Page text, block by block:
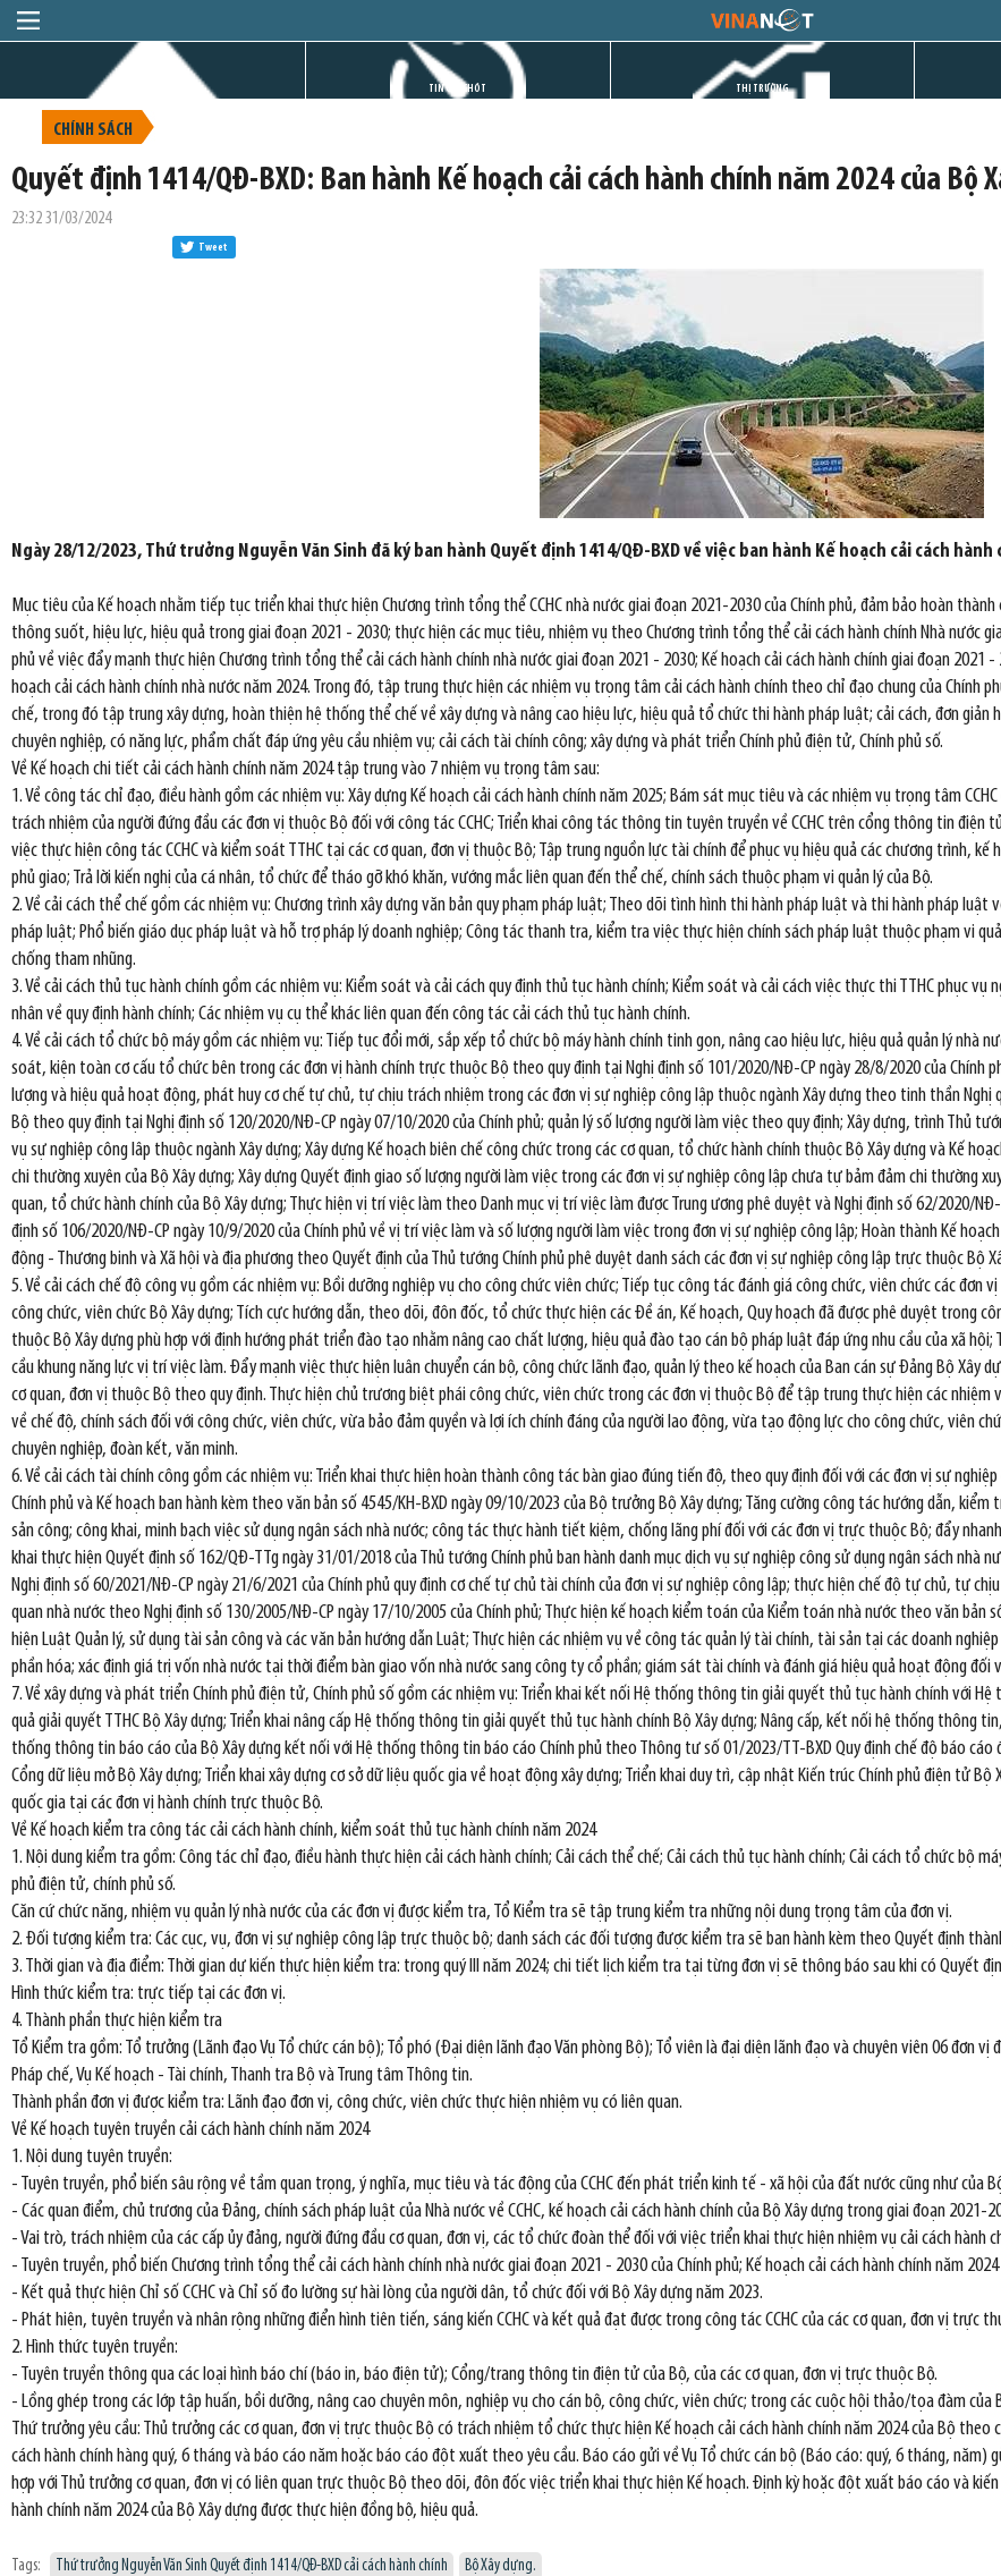
TIN GIỜ CHÓT THỊ TRƯỜNG
CHÍNH SÁCH
Quyết định 1414/QĐ-BXD: Ban hành Kế hoạch cải cách hành chính năm 2024 của Bộ
23:32 31/03/2024
Tweet
Ngày 28/12/2023, Thứ trưởng Nguyễn Văn Sinh đã ký ban hành Quyết định 1414/QĐ-BXD về việc ban hành Kế hoạch cải cách hành
Mục tiêu của Kế hoạch nhằm tiếp tục triển khai thực hiện Chương trình tổng thể CCHC nhà nước giai đoạn 2021-2030 của Chính phủ, đảm bảo hoàn
thông suốt, hiệu lực, hiệu quả trong giai đoạn 2021 - 2030; thực hiện các mục tiêu, nhiệm vụ theo Chương trình tổng thể cải cách hành chính Nhà nước
phủ về việc đẩy mạnh thực hiện Chương trình tổng thể cải cách hành chính nhà nước giai đoạn 2021 - 2030; Kế hoạch cải cách hành chính giai đoạn 2021
hoạch cải cách hành chính nhà nước năm 2024. Trong đó, tập trung thực hiện các nhiệm vụ trọng tâm cải cách hành chính theo chỉ đạo chung của Chính
chế, trong đó tập trung xây dựng, hoàn thiện hệ thống thể chế về xây dựng và nâng cao hiệu lực, hiệu quả tổ chức thi hành pháp luật; cải cách, đơn giản
chuyên nghiệp, có năng lực, phẩm chất đáp ứng yêu cầu nhiệm vụ; cải cách tài chính công; xây dựng và phát triển Chính phủ điện tử, Chính phủ số.
Về Kế hoạch chi tiết cải cách hành chính năm 2024 tập trung vào 7 nhiệm vụ trọng tâm sau:
1. Về công tác chỉ đạo, điều hành gồm các nhiệm vụ: Xây dựng Kế hoạch cải cách hành chính năm 2025; Bám sát mục tiêu và các nhiệm vụ trọng tâm
trách nhiệm của người đứng đầu các đơn vị thuộc Bộ đối với công tác CCHC; Triển khai công tác thông tin tuyên truyền về CCHC trên cổng thông tin
việc thực hiện công tác CCHC và kiểm soát TTHC tại các cơ quan, đơn vị thuộc Bộ; Tập trung nguồn lực tài chính để phục vụ hiệu quả các chương trình, kế
phủ giao; Trả lời kiến nghị của cá nhân, tổ chức để tháo gỡ khó khăn, vướng mắc liên quan đến thể chế, chính sách thuộc phạm vi quản lý của Bộ.
2. Về cải cách thể chế gồm các nhiệm vụ: Chương trình xây dựng văn bản quy phạm pháp luật; Theo dõi tình hình thi hành pháp luật và thi hành pháp
pháp luật; Phổ biến giáo dục pháp luật và hỗ trợ pháp lý doanh nghiệp; Công tác thanh tra, kiểm tra việc thực hiện chính sách pháp luật thuộc phạm vi
chống tham nhũng.
3. Về cải cách thủ tục hành chính gồm các nhiệm vụ: Kiểm soát và cải cách quy định thủ tục hành chính; Kiểm soát và cải cách việc thực thi TTHC phục
nhân về quy định hành chính; Các nhiệm vụ cụ thể khác liên quan đến công tác cải cách thủ tục hành chính.
4. Về cải cách tổ chức bộ máy gồm các nhiệm vụ: Tiếp tục đổi mới, sắp xếp tổ chức bộ máy hành chính tinh gọn, nâng cao hiệu lực, hiệu quả quản lý
soát, kiện toàn cơ cấu tổ chức bên trong các đơn vị hành chính trực thuộc Bộ theo quy định tại Nghị định số 101/2020/NĐ-CP ngày 28/8/2020 của Chính
lượng và hiệu quả hoạt động, phát huy cơ chế tự chủ, tự chịu trách nhiệm trong các đơn vị sự nghiệp công lập thuộc ngành Xây dựng theo tinh thần
Bộ theo quy định tại Nghị định số 120/2020/NĐ-CP ngày 07/10/2020 của Chính phủ; quản lý số lượng người làm việc theo quy định; Xây dựng, trình Thủ
vụ sự nghiệp công lâp thuộc ngành Xây dựng; Xây dựng Kế hoạch biên chế công chức trong các cơ quan, tổ chức hành chính thuộc Bộ Xây dựng và Kế
chi thường xuyên của Bộ Xây dựng; Xây dựng Quyết định giao số lượng người làm việc trong các đơn vị sự nghiệp công lập chưa tự bảm đảm chi thường
quan, tổ chức hành chính của Bộ Xây dựng; Thực hiện vị trí việc làm theo Danh mục vị trí việc làm được Trung ương phê duyệt và Nghị định số 62/2020/
định số 106/2020/NĐ-CP ngày 10/9/2020 của Chính phủ về vị trí việc làm và số lượng người làm việc trong đơn vị sự nghiệp công lập; Hoàn thành Kế
động - Thương binh và Xã hội và địa phương theo Quyết định của Thủ tướng Chính phủ phê duyệt danh sách các đơn vị sự nghiệp công lập trực thuộc Bộ
5. Về cải cách chế độ công vụ gồm các nhiệm vụ: Bồi dưỡng nghiệp vụ cho công chức viên chức; Tiếp tục công tác đánh giá công chức, viên chức các
công chức, viên chức Bộ Xây dựng; Tích cực hướng dẫn, theo dõi, đôn đốc, tổ chức thực hiện các Đề án, Kế hoạch, Quy hoạch đã được phê duyệt trong
thuộc Bộ Xây dựng phù hợp với định hướng phát triển đào tạo nhằm nâng cao chất lượng, hiệu quả đào tạo cán bộ pháp luật đáp ứng nhu cầu của xã
cầu khung năng lực vị trí việc làm. Đẩy mạnh việc thực hiện luân chuyển cán bộ, công chức lãnh đạo, quản lý theo kế hoạch của Ban cán sự Đảng Bộ Xây
cơ quan, đơn vị thuộc Bộ theo quy định. Thực hiện chủ trương biệt phái công chức, viên chức trong các đơn vị thuộc Bộ để tập trung thực hiện các nhiệm
về chế độ, chính sách đối với công chức, viên chức, vừa bảo đảm quyền và lợi ích chính đáng của người lao động, vừa tạo động lực cho công chức, viên
chuyên nghiệp, đoàn kết, văn minh.
6. Về cải cách tài chính công gồm các nhiệm vụ: Triển khai thực hiện hoàn thành công tác bàn giao đúng tiến độ, theo quy định đối với các đơn vị sự
Chính phủ và Kế hoạch ban hành kèm theo văn bản số 4545/KH-BXD ngày 09/10/2023 của Bộ trưởng Bộ Xây dựng; Tăng cường công tác hướng dẫn,
sản công; công khai, minh bạch việc sử dụng ngân sách nhà nước; công tác thực hành tiết kiệm, chống lãng phí đối với các đơn vị trực thuộc Bộ; đẩy
khai thực hiện Quyết định số 162/QĐ-TTg ngày 31/01/2018 của Thủ tướng Chính phủ ban hành danh mục dịch vụ sự nghiệp công sử dụng ngân sách nhà
Nghị định số 60/2021/NĐ-CP ngày 21/6/2021 của Chính phủ quy định cơ chế tự chủ tài chính của đơn vị sự nghiệp công lập; thực hiện chế độ tự chủ, tự
quan nhà nước theo Nghị định số 130/2005/NĐ-CP ngày 17/10/2005 của Chính phủ; Thực hiện kế hoạch kiểm toán của Kiểm toán nhà nước theo văn bản
hiện Luật Quản lý, sử dụng tài sản công và các văn bản hướng dẫn Luật; Thực hiện các nhiệm vụ về công tác quản lý tài chính, tài sản tại các doanh
phần hóa; xác định giá trị vốn nhà nước tại thời điểm bàn giao vốn nhà nước sang công ty cổ phần; giám sát tài chính và đánh giá hiệu quả hoạt động đối
7. Về xây dựng và phát triển Chính phủ điện tử, Chính phủ số gồm các nhiệm vụ: Triển khai kết nối Hệ thống thông tin giải quyết thủ tục hành chính với
quả giải quyết TTHC Bộ Xây dựng; Triển khai nâng cấp Hệ thống thông tin giải quyết thủ tục hành chính Bộ Xây dựng; Nâng cấp, kết nối hệ thống thông
thống thông tin báo cáo của Bộ Xây dựng kết nối với Hệ thống thông tin báo cáo Chính phủ theo Thông tư số 01/2023/TT-BXD Quy định chế độ báo cáo
Cổng dữ liệu mở Bộ Xây dựng; Triển khai xây dựng cơ sở dữ liệu quốc gia về hoạt động xây dựng; Triển khai duy trì, cập nhật Kiến trúc Chính phủ điện tử
quốc gia tại các đơn vị hành chính trực thuộc Bộ.
Về Kế hoạch kiểm tra công tác cải cách hành chính, kiểm soát thủ tục hành chính năm 2024
1. Nội dung kiểm tra gồm: Công tác chỉ đạo, điều hành thực hiện cải cách hành chính; Cải cách thể chế; Cải cách thủ tục hành chính; Cải cách tổ chức bộ
phủ điện tử, chính phủ số.
Căn cứ chức năng, nhiệm vụ quản lý nhà nước của các đơn vị được kiểm tra, Tổ Kiểm tra sẽ tập trung kiểm tra những nội dung trọng tâm của đơn vị.
2. Đối tượng kiểm tra: Các cục, vụ, đơn vị sự nghiệp công lập trực thuộc bộ; danh sách các đối tượng được kiểm tra sẽ ban hành kèm theo Quyết định
3. Thời gian và địa điểm: Thời gian dự kiến thực hiện kiểm tra: trong quý III năm 2024; chi tiết lịch kiểm tra tại từng đơn vị sẽ thông báo sau khi có Quyết
Hình thức kiểm tra: trực tiếp tại các đơn vị.
4. Thành phần thực hiện kiểm tra
Tổ Kiểm tra gồm: Tổ trưởng (Lãnh đạo Vụ Tổ chức cán bộ); Tổ phó (Đại diện lãnh đạo Văn phòng Bộ); Tổ viên là đại diện lãnh đạo và chuyên viên 06 đơn vị
Pháp chế, Vụ Kế hoạch - Tài chính, Thanh tra Bộ và Trung tâm Thông tin.
Thành phần đơn vị được kiểm tra: Lãnh đạo đơn vị, công chức, viên chức thực hiện nhiệm vụ có liên quan.
Về Kế hoạch tuyên truyền cải cách hành chính năm 2024
1. Nội dung tuyên truyền:
- Tuyên truyền, phổ biến sâu rộng về tầm quan trọng, ý nghĩa, mục tiêu và tác động của CCHC đến phát triển kinh tế - xã hội của đất nước cũng như của
- Các quan điểm, chủ trương của Đảng, chính sách pháp luật của Nhà nước về CCHC, kế hoạch cải cách hành chính của Bộ Xây dựng trong giai đoạn 2021-
- Vai trò, trách nhiệm của các cấp ủy đảng, người đứng đầu cơ quan, đơn vị, các tổ chức đoàn thể đối với việc triển khai thực hiện nhiệm vụ cải cách hành
- Tuyên truyền, phổ biến Chương trình tổng thể cải cách hành chính nhà nước giai đoạn 2021 - 2030 của Chính phủ; Kế hoạch cải cách hành chính năm
- Kết quả thực hiện Chỉ số CCHC và Chỉ số đo lường sự hài lòng của người dân, tổ chức đối với Bộ Xây dựng năm 2023.
- Phát hiện, tuyên truyền và nhân rộng những điển hình tiên tiến, sáng kiến CCHC và kết quả đạt được trong công tác CCHC của các cơ quan, đơn vị trực
2. Hình thức tuyên truyền:
- Tuyên truyền thông qua các loại hình báo chí (báo in, báo điện tử); Cổng/trang thông tin điện tử của Bộ, của các cơ quan, đơn vị trực thuộc Bộ.
- Lồng ghép trong các lớp tập huấn, bồi dưỡng, nâng cao chuyên môn, nghiệp vụ cho cán bộ, công chức, viên chức; trong các cuộc hội thảo/tọa đàm
Thứ trưởng yêu cầu: Thủ trưởng các cơ quan, đơn vị trực thuộc Bộ có trách nhiệm tổ chức thực hiện Kế hoạch cải cách hành chính năm 2024 của Bộ
cách hành chính hàng quý, 6 tháng và báo cáo năm hoặc báo cáo đột xuất theo yêu cầu. Báo cáo gửi về Vụ Tổ chức cán bộ (Báo cáo: quý, 6 tháng,
hợp với Thủ trưởng cơ quan, đơn vị có liên quan trực thuộc Bộ theo dõi, đôn đốc việc triển khai thực hiện Kế hoạch. Định kỳ hoặc đột xuất báo cáo và
hành chính năm 2024 của Bộ Xây dựng được thực hiện đồng bộ, hiệu quả.
Tags: Thứ trưởng Nguyễn Văn Sinh Quyết định 1414/QĐ-BXD cải cách hành chính Bộ Xây dựng.